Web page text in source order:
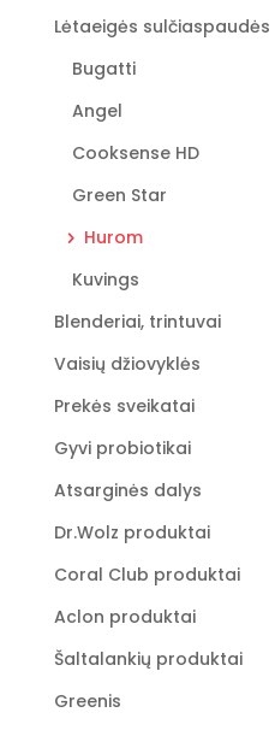
on
the
page
Lėtaeigės sulčiaspaudės
Bugatti
Angel
Cooksense HD
Green Star
Hurom
Kuvings
Blenderiai, trintuvai
Vaisių džiovyklės
Prekės sveikatai
Gyvi probiotikai
Atsarginės dalys
Dr.Wolz produktai
Coral Club produktai
Aclon produktai
Šaltalankių produktai
Greenis